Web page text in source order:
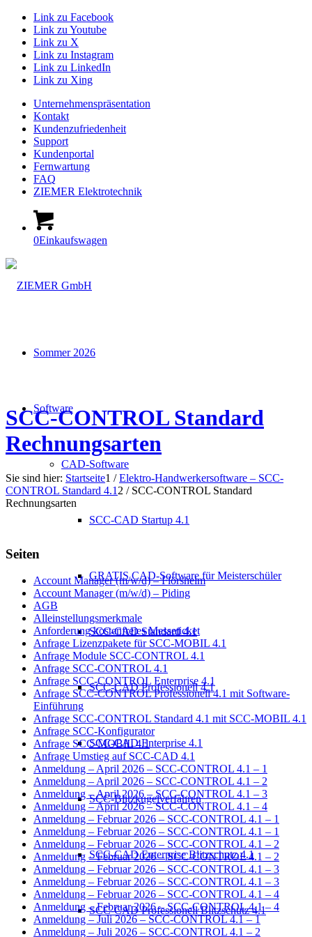
Link zu Facebook
Link zu Youtube
Link zu X
Link zu Instagram
Link zu LinkedIn
Link zu Xing
Unternehmenspräsentation
Kontakt
Kundenzufriedenheit
Support
Kundenportal
Fernwartung
FAQ
ZIEMER Elektrotechnik
0Einkaufswagen
Sommer 2026
Software
CAD-Software
SCC-CAD Startup 4.1
GRATIS CAD-Software für Meisterschüler
SCC-CAD Standard 4.1
SCC-CAD Professionell 4.1
SCC-CAD Enterprise 4.1
SCC-Blitzkugelverfahren
SCC-CAD Enterprise Blitzschutz 4.1
SCC-CAD Professionell Blitzschutz 4.1
SCC-CONTROL Standard
Rechnungsarten
Sie sind hier: Startseite1 / Elektro-Handwerkersoftware – SCC-
CONTROL Standard 4.1 2 / SCC-CONTROL Standard
Rechnungsarten
Seiten
Account Manager (m/w/d) – Flörsheim
Account Manager (m/w/d) – Piding
AGB
Alleinstellungsmerkmale
Anforderung kostenfreies Messeticket
Anfrage Lizenzpakete für SCC-MOBIL 4.1
Anfrage Module SCC-CONTROL 4.1
Anfrage SCC-CONTROL 4.1
Anfrage SCC-CONTROL Enterprise 4.1
Anfrage SCC-CONTROL Professionell 4.1 mit Software-
Einführung
Anfrage SCC-CONTROL Standard 4.1 mit SCC-MOBIL 4.1
Anfrage SCC-Konfigurator
Anfrage SCC-MOBIL 4.1
Anfrage Umstieg auf SCC-CAD 4.1
Anmeldung – April 2026 – SCC-CONTROL 4.1 – 1
Anmeldung – April 2026 – SCC-CONTROL 4.1 – 2
Anmeldung – April 2026 – SCC-CONTROL 4.1 – 3
Anmeldung – April 2026 – SCC-CONTROL 4.1 – 4
Anmeldung – Februar 2026 – SCC-CONTROL 4.1 – 1
Anmeldung – Februar 2026 – SCC-CONTROL 4.1 – 1
Anmeldung – Februar 2026 – SCC-CONTROL 4.1 – 2
Anmeldung – Februar 2026 – SCC-CONTROL 4.1 – 2
Anmeldung – Februar 2026 – SCC-CONTROL 4.1 – 3
Anmeldung – Februar 2026 – SCC-CONTROL 4.1 – 3
Anmeldung – Februar 2026 – SCC-CONTROL 4.1 – 4
Anmeldung – Februar 2026 – SCC-CONTROL 4.1 – 4
Anmeldung – Juli 2026 – SCC-CONTROL 4.1 – 1
Anmeldung – Juli 2026 – SCC-CONTROL 4.1 – 2